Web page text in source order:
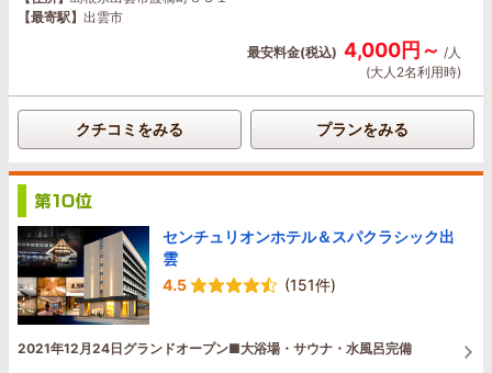
【最寄駅】 出雲市
最安料金(税込) 4,000円～ /人
(大人2名利用時)
クチコミをみる プランをみる
センチュリオンホテル＆スパクラシック出
雲
4.5
(151件)
2021年12月24日グランドオープン■大浴場・サウナ・水風呂完備